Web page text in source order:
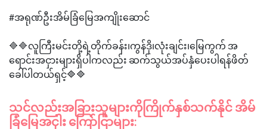
#အရုဏ်ဦးအိမ်ခြံမြေအကျိုးဆောင်
🔷🔷လူကြီးမင်းတို့ရဲ့တိုက်ခန်း၊ကွန်ဒို၊လုံးချင်း၊မြေကွက် အ
ရောင်းအငှားများရှိပါကလည်း ဆက်သွယ်အပ်နှံပေးပါရန်ဖိတ်
သင်လည်းအခြားသူများကိုကြိုက်နှစ်သက်နိုင် အိမ်
ခြံမြေအငှါး ကြော်ငြာများ: